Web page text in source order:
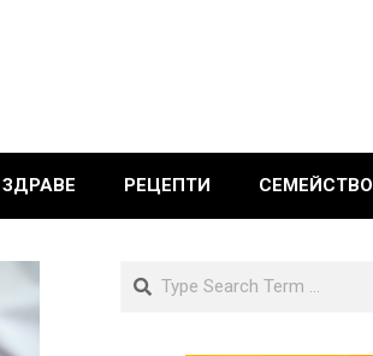
ЗДРАВЕ РЕЦЕПТИ СЕМЕЙСТВО
Search